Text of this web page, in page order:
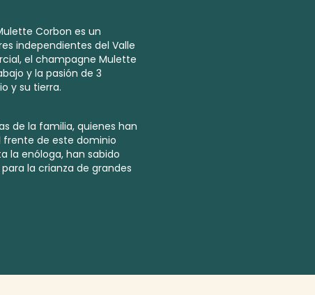
Corbon es un
independientes del Valle
el champagne Mulette
y la pasión de 3
y su tierra.
de la familia, quienes han
frente de este dominio
la enóloga, han sabido
la crianza de grandes